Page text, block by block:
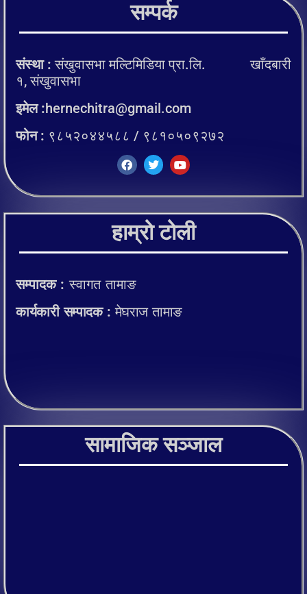
सम्पर्क
संस्था : संखुवासभा मल्टिमिडिया प्रा.लि. खाँदबारी
१, संखुवासभा
इमेल :hernechitra@gmail.com
फोन : ९८५२०४४५८८ / ९८१०५०९२७२
हाम्रो टोली
सम्पादक :स्वागत तामाङ
कार्यकारी सम्पादक :मेघराज तामाङ
सामाजिक सञ्जाल